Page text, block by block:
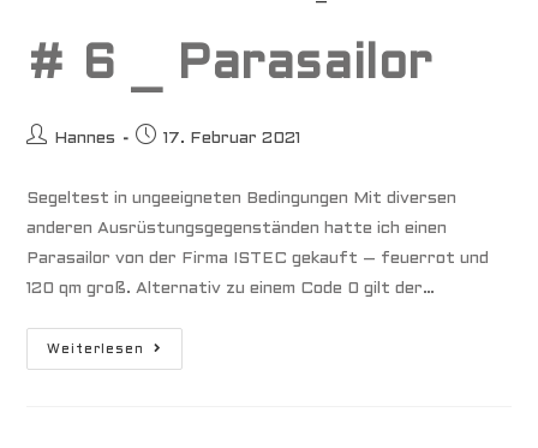
# 6 _ Parasailor
Beitrags-
Hannes
Beitrag
17. Februar 2021
Segeltest in ungeeigneten Bedingungen Mit diversen
anderen Ausrüstungsgegenständen hatte ich einen
Parasailor von der Firma ISTEC gekauft – feuerrot und
120 qm groß. Alternativ zu einem Code 0 gilt der…
Weiterlesen
#